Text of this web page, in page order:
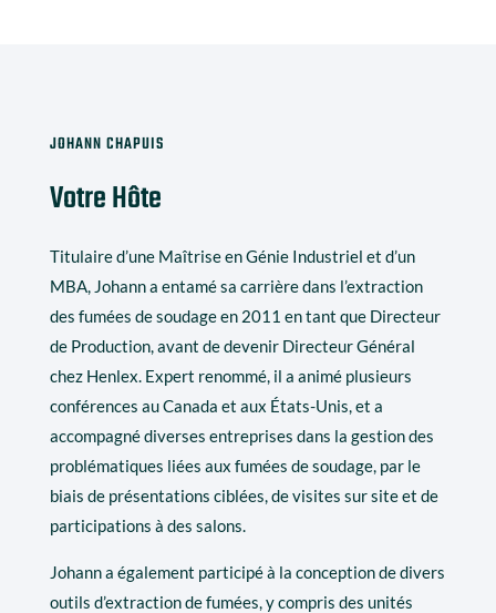
JOHANN CHAPUIS
Votre Hôte
Titulaire d’une Maîtrise en Génie Industriel et d’un
MBA, Johann a entamé sa carrière dans l’extraction
des fumées de soudage en 2011 en tant que Directeur
de Production, avant de devenir Directeur Général
chez Henlex. Expert renommé, il a animé plusieurs
conférences au Canada et aux États-Unis, et a
accompagné diverses entreprises dans la gestion des
problématiques liées aux fumées de soudage, par le
biais de présentations ciblées, de visites sur site et de
participations à des salons.
Johann a également participé à la conception de divers
outils d’extraction de fumées, y compris des unités